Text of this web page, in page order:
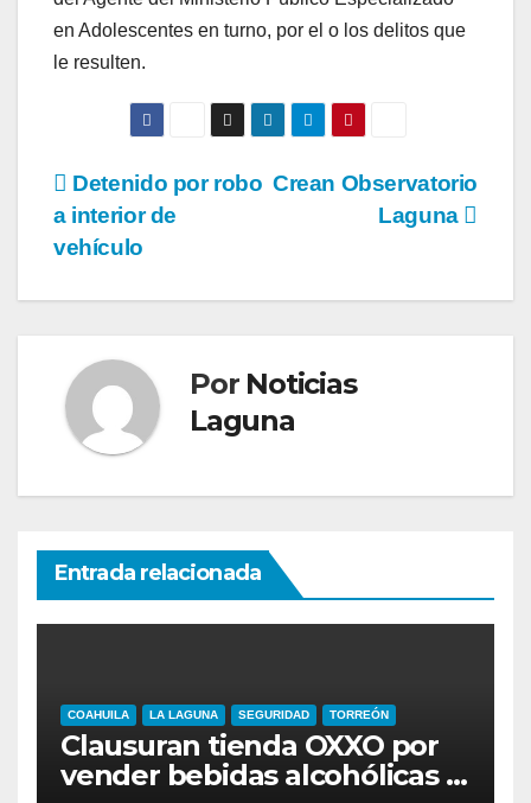
en Adolescentes en turno, por el o los delitos que
le resulten.
Navegación
de
entradas
Crean Observatorio
Laguna
Detenido por robo
a interior de
vehículo
Por Noticias
Laguna
Entrada relacionada
COAHUILA LA LAGUNA SEGURIDAD TORREÓN
Clausuran tienda OXXO por
vender bebidas alcohólicas a